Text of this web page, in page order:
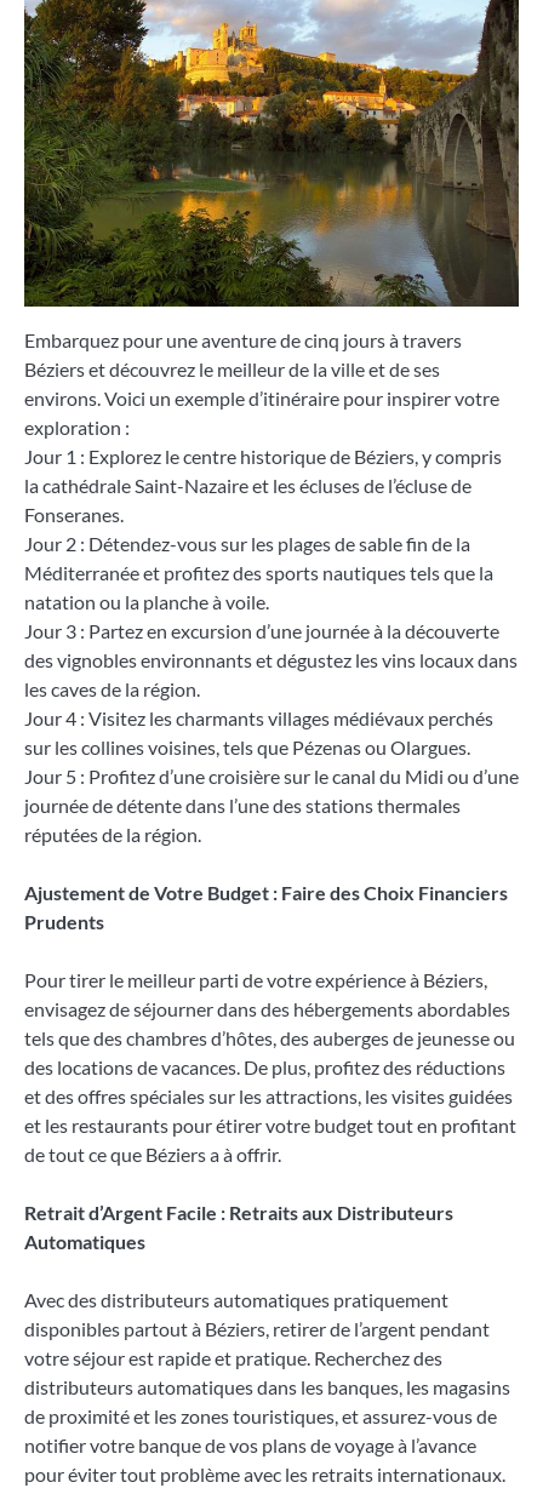
Embarquez pour une aventure de cinq jours à travers
Béziers et découvrez le meilleur de la ville et de ses
environs. Voici un exemple d’itinéraire pour inspirer votre
exploration :
Jour 1 : Explorez le centre historique de Béziers, y compris
la cathédrale Saint-Nazaire et les écluses de l’écluse de
Fonseranes.
Jour 2 : Détendez-vous sur les plages de sable fin de la
Méditerranée et profitez des sports nautiques tels que la
natation ou la planche à voile.
Jour 3 : Partez en excursion d’une journée à la découverte
des vignobles environnants et dégustez les vins locaux dans
les caves de la région.
Jour 4 : Visitez les charmants villages médiévaux perchés
sur les collines voisines, tels que Pézenas ou Olargues.
Jour 5 : Profitez d’une croisière sur le canal du Midi ou d’une
journée de détente dans l’une des stations thermales
réputées de la région.
Ajustement de Votre Budget : Faire des Choix Financiers
Prudents
Pour tirer le meilleur parti de votre expérience à Béziers,
envisagez de séjourner dans des hébergements abordables
tels que des chambres d’hôtes, des auberges de jeunesse ou
des locations de vacances. De plus, profitez des réductions
et des offres spéciales sur les attractions, les visites guidées
et les restaurants pour étirer votre budget tout en profitant
de tout ce que Béziers a à offrir.
Retrait d’Argent Facile : Retraits aux Distributeurs
Automatiques
Avec des distributeurs automatiques pratiquement
disponibles partout à Béziers, retirer de l’argent pendant
votre séjour est rapide et pratique. Recherchez des
distributeurs automatiques dans les banques, les magasins
de proximité et les zones touristiques, et assurez-vous de
notifier votre banque de vos plans de voyage à l’avance
pour éviter tout problème avec les retraits internationaux.